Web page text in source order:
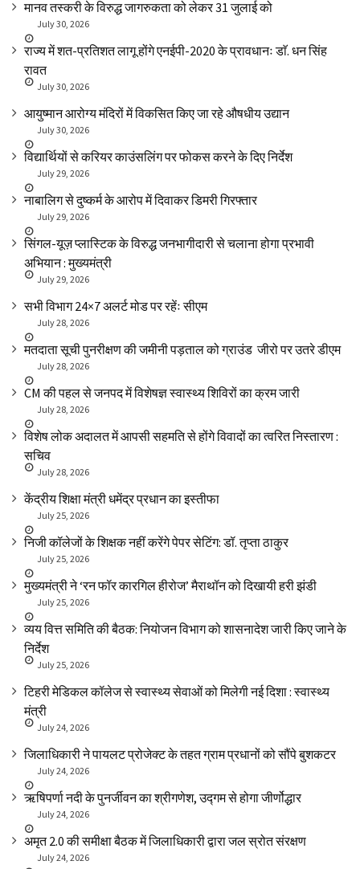
मानव तस्करी के विरुद्ध जागरुकता को लेकर 31 जुलाई को
July 30, 2026
राज्य में शत-प्रतिशत लागू होंगे एनईपी-2020 के प्रावधानः डाॅ. धन सिंह
रावत
July 30, 2026
आयुष्मान आरोग्य मंदिरों में विकसित किए जा रहे औषधीय उद्यान
July 30, 2026
विद्यार्थियों से करियर काउंसलिंग पर फोकस करने के दिए निर्देश
July 29, 2026
नाबालिग से दुष्कर्म के आरोप में दिवाकर डिमरी गिरफ्तार
July 29, 2026
सिंगल-यूज़ प्लास्टिक के विरुद्ध जनभागीदारी से चलाना होगा प्रभावी
अभियान : मुख्यमंत्री
July 29, 2026
सभी विभाग 24×7 अलर्ट मोड पर रहेंः सीएम
July 28, 2026
मतदाता सूची पुनरीक्षण की जमीनी पड़ताल को ग्राउंड जीरो पर उतरे डीएम
July 28, 2026
CM की पहल से जनपद में विशेषज्ञ स्वास्थ्य शिविरों का क्रम जारी
July 28, 2026
विशेष लोक अदालत में आपसी सहमति से होंगे विवादों का त्वरित निस्तारण :
सचिव
July 28, 2026
केंद्रीय शिक्षा मंत्री धमेंद्र प्रधान का इस्तीफा
July 25, 2026
निजी कॉलेजों के शिक्षक नहीं करेंगे पेपर सेटिंग: डॉ. तृप्ता ठाकुर
July 25, 2026
मुख्यमंत्री ने ‘रन फॉर कारगिल हीरोज’ मैराथॉन को दिखायी हरी झंडी
July 25, 2026
व्यय वित्त समिति की बैठक: नियोजन विभाग को शासनादेश जारी किए जाने के
निर्देश
July 25, 2026
टिहरी मेडिकल कॉलेज से स्वास्थ्य सेवाओं को मिलेगी नई दिशा : स्वास्थ्य
मंत्री
July 24, 2026
जिलाधिकारी ने पायलट प्रोजेक्ट के तहत ग्राम प्रधानों को सौंपे बुशकटर
July 24, 2026
ऋषिपर्णा नदी के पुनर्जीवन का श्रीगणेश, उद्गम से होगा जीर्णोद्धार
July 24, 2026
अमृत 2.0 की समीक्षा बैठक में जिलाधिकारी द्वारा जल स्रोत संरक्षण
July 24, 2026